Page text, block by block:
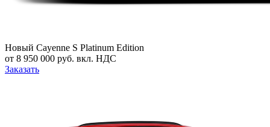
Новый Cayenne S Platinum Edition
от 8 950 000 руб. вкл. НДС
Заказать